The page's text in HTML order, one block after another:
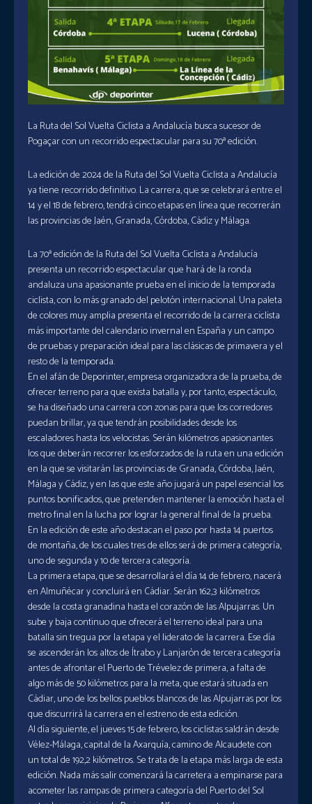
La Ruta del Sol Vuelta Ciclista a Andalucía busca sucesor de
Pogaçar con un recorrido espectacular para su 70ª edición.
La edición de 2024 de la Ruta del Sol Vuelta Ciclista a Andalucía
ya tiene recorrido definitivo. La carrera, que se celebrará entre el
14 y el 18 de febrero, tendrá cinco etapas en línea que recorrerán
las provincias de Jaén, Granada, Córdoba, Cádiz y Málaga.
La 70ª edición de la Ruta del Sol Vuelta Ciclista a Andalucía
presenta un recorrido espectacular que hará de la ronda
andaluza una apasionante prueba en el inicio de la temporada
ciclista, con lo más granado del pelotón internacional. Una paleta
de colores muy amplia presenta el recorrido de la carrera ciclista
más importante del calendario invernal en España y un campo
de pruebas y preparación ideal para las clásicas de primavera y el
resto de la temporada.
En el afán de Deporinter, empresa organizadora de la prueba, de
ofrecer terreno para que exista batalla y, por tanto, espectáculo,
se ha diseñado una carrera con zonas para que los corredores
puedan brillar, ya que tendrán posibilidades desde los
escaladores hasta los velocistas. Serán kilómetros apasionantes
los que deberán recorrer los esforzados de la ruta en una edición
en la que se visitarán las provincias de Granada, Córdoba, Jaén,
Málaga y Cádiz, y en las que este año jugará un papel esencial los
puntos bonificados, que pretenden mantener la emoción hasta el
metro final en la lucha por lograr la general final de la prueba.
En la edición de este año destacan el paso por hasta 14 puertos
de montaña, de los cuales tres de ellos será de primera categoría,
uno de segunda y 10 de tercera categoría.
La primera etapa, que se desarrollará el día 14 de febrero, nacerá
en Almuñécar y concluirá en Cádiar. Serán 162,3 kilómetros
desde la costa granadina hasta el corazón de las Alpujarras. Un
sube y baja continuo que ofrecerá el terreno ideal para una
batalla sin tregua por la etapa y el liderato de la carrera. Ese día
se ascenderán los altos de Ítrabo y Lanjarón de tercera categoría
antes de afrontar el Puerto de Trévelez de primera, a falta de
algo más de 50 kilómetros para la meta, que estará situada en
Cádiar, uno de los bellos pueblos blancos de las Alpujarras por los
que discurrirá la carrera en el estreno de esta edición.
Al día siguiente, el jueves 15 de febrero, los ciclistas saldrán desde
Vélez-Málaga, capital de la Axarquía, camino de Alcaudete con
un total de 192,2 kilómetros. Se trata de la etapa más larga de esta
edición. Nada más salir comenzará la carretera a empinarse para
acometer las rampas de primera categoría del Puerto del Sol